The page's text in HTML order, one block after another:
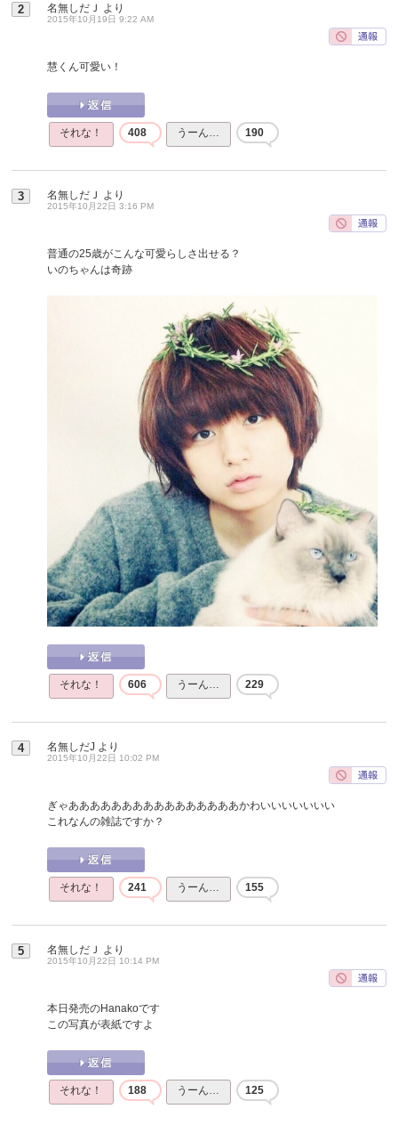
2 名無しだＪ より
2015年10月19日 9:22 AM
慧くん可愛い！
それな！ 408 うーん… 190
3 名無しだＪ より
2015年10月22日 3:16 PM
普通の25歳がこんな可愛らしさ出せる？
いのちゃんは奇跡
それな！ 606 うーん… 229
4 名無しだJ より
2015年10月22日 10:02 PM
ぎゃああああああああああああああああかわいいいいいいい
これなんの雑誌ですか？
それな！ 241 うーん… 155
5 名無しだＪ より
2015年10月22日 10:14 PM
本日発売のHanakoです
この写真が表紙ですよ
それな！ 188 うーん… 125